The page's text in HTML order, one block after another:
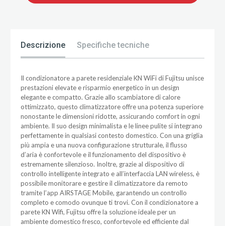
Descrizione Specifiche tecniche
Il condizionatore a parete residenziale KN WiFi di Fujitsu unisce
prestazioni elevate e risparmio energetico in un design
elegante e compatto. Grazie allo scambiatore di calore
ottimizzato, questo climatizzatore offre una potenza superiore
nonostante le dimensioni ridotte, assicurando comfort in ogni
ambiente. Il suo design minimalista e le linee pulite si integrano
perfettamente in qualsiasi contesto domestico. Con una griglia
più ampia e una nuova configurazione strutturale, il flusso
d’aria è confortevole e il funzionamento del dispositivo è
estremamente silenzioso. Inoltre, grazie al dispositivo di
controllo intelligente integrato e all’interfaccia LAN wireless, è
possibile monitorare e gestire il climatizzatore da remoto
tramite l’app AIRSTAGE Mobile, garantendo un controllo
completo e comodo ovunque ti trovi. Con il condizionatore a
parete KN Wifi, Fujitsu offre la soluzione ideale per un
ambiente domestico fresco, confortevole ed efficiente dal